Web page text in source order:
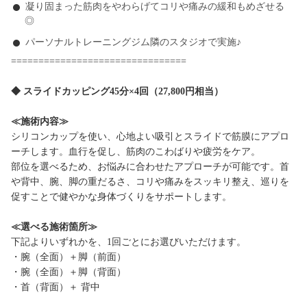
凝り固まった筋肉をやわらげてコリや痛みの緩和もめざせる
◎
パーソナルトレーニングジム隣のスタジオで実施♪
================================
◆ スライドカッピング45分×4回（27,800円相当）
≪施術内容≫
シリコンカップを使い、心地よい吸引とスライドで筋膜にアプロ
ーチします。血行を促し、筋肉のこわばりや疲労をケア。
部位を選べるため、お悩みに合わせたアプローチが可能です。首
や背中、腕、脚の重だるさ、コリや痛みをスッキリ整え、巡りを
促すことで健やかな身体づくりをサポートします。
≪選べる施術箇所≫
下記よりいずれかを、1回ごとにお選びいただけます。
・腕（全面）＋脚（前面）
・腕（全面）＋脚（背面）
・首（背面）＋ 背中